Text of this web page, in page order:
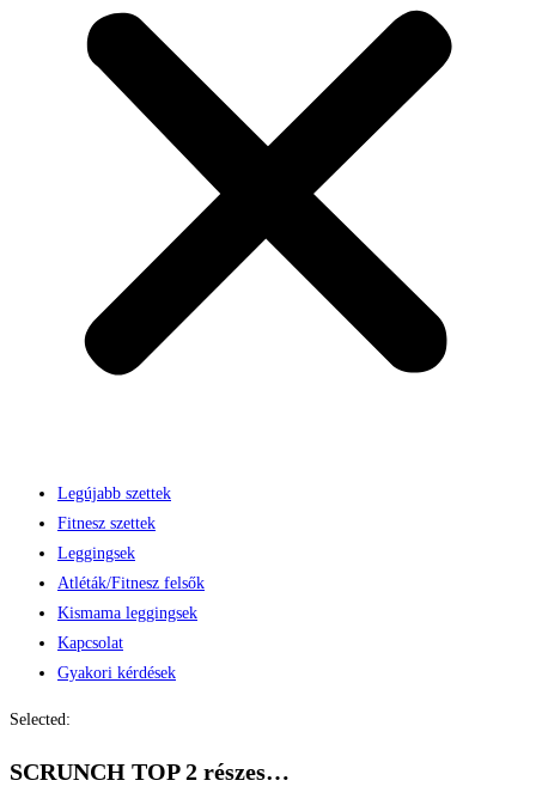
Legújabb szettek
Fitnesz szettek
Leggingsek
Atléták/Fitnesz felsők
Kismama leggingsek
Kapcsolat
Gyakori kérdések
Selected:
SCRUNCH TOP 2 részes…